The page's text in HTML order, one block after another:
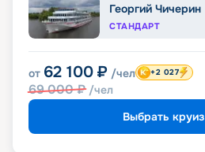
Георгий Чичерин
СТАНДАРТ
от 62 100 ₽ /чел
69 000₽ /чел
+2 027
Выбрать круиз